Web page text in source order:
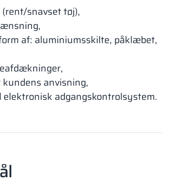
snavset tøj),
af: aluminiumsskilte, påklæbet,
anvisning,
adgangskontrolsystem.